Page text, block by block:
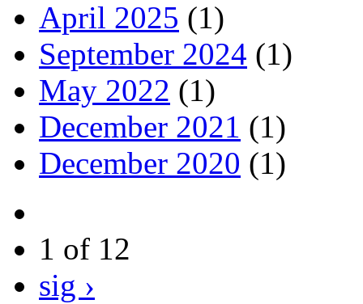
April 2025 (1)
September 2024 (1)
May 2022 (1)
December 2021 (1)
December 2020 (1)
1 of 12
sig ›